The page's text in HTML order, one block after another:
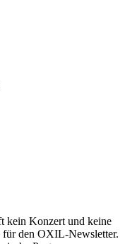
kein Konzert und keine
für den OXIL-Newsletter.